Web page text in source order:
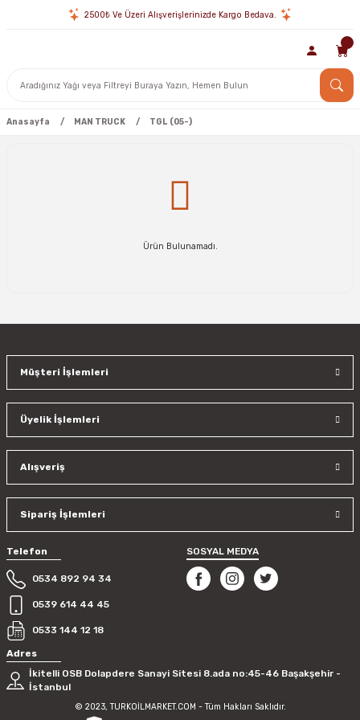
2500₺ Ve Üzeri Alışverişlerinizde Kargo Bedava.
Anasayfa MAN TRUCK TGL (05-)
Ürün Bulunamadı.
Müşteri İşlemleri
Üyelik İşlemleri
Alışveriş
Sipariş İşlemleri
Telefon
0534 892 94 34
0539 614 44 45
0533 144 12 18
SOSYAL MEDYA
Adres
İkitelli OSB Dolapdere Sanayi Sitesi 8.ada no:45-46 Başakşehir -
İstanbul
© 2023, TURKOİLMARKET.COM - Tüm Hakları Saklıdır.